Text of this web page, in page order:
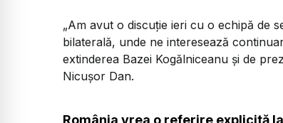
„Am avut o discuție ieri cu o echipă de
bilaterală, unde ne interesează
extinderea Bazei Kogălniceanu și de
Nicușor Dan.
România vrea o referire explicită